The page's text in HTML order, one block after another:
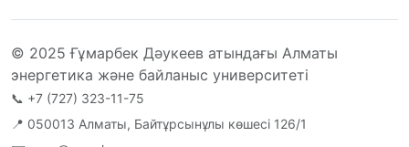
© 2025 Ғұмарбек Дәукеев атындағы Алматы
энергетика және байланыс университеті
📞 +7 (727) 323-11-75
📍 050013 Алматы, Байтұрсынұлы көшесі 126/1